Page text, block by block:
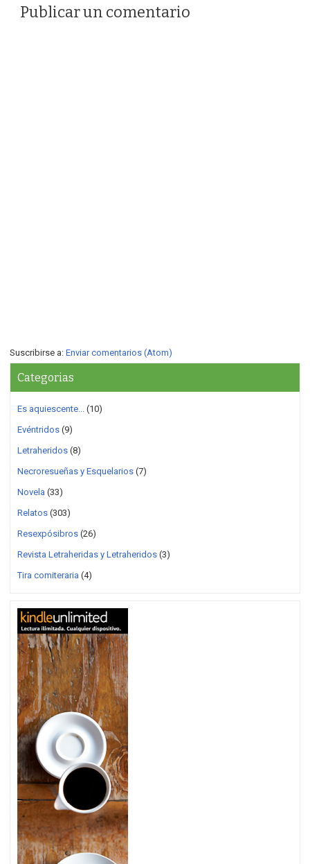
Publicar un comentario
Suscribirse a: Enviar comentarios (Atom)
Categorias
Es aquiescente...
(10)
Evéntridos (9)
Letraheridos (8)
Necroresueñas y Esquelarios (7)
Novela (33)
Relatos (303)
Resexpósibros (26)
Revista Letraheridas y Letraheridos (3)
Tira comiteraria (4)